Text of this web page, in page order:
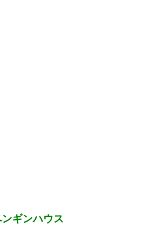
ギンハウス